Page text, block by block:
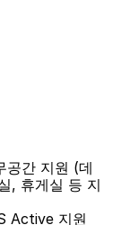
공간 지원 (데
, 휴게실 등 지
Active 지원